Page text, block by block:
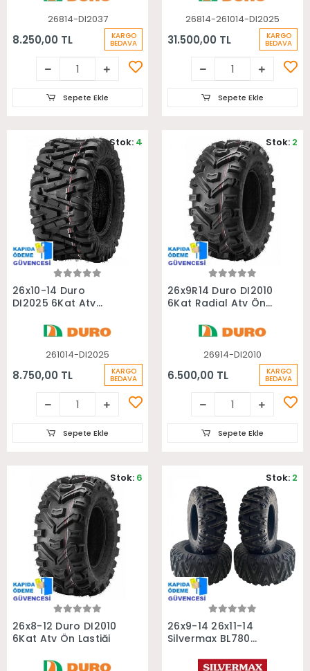
26814-DI2037
8.250,00 TL KARGO
BEDAVA
Sepete Ekle
26814-261014-DI2025
31.500,00 TL KARGO
BEDAVA
Sepete Ekle
Sepete Ekle
26x10-14 Duro
DI2025 6Kat Atv
261014-DI2025
8.750,00 TL KARGO
BEDAVA
Stok: 4
Sepete Ekle
Sepete Ekle
26x9R14 Duro DI2010
6Kat Radial Atv Ön
26914-DI2010
6.500,00 TL KARGO
BEDAVA
Stok: 2
Sepete Ekle
Sepete Ekle
26x8-12 Duro DI2010
6Kat Atv Ön Lastiği
Stok: 6
Sepete Ekle
26x9-14 26x11-14
Silvermax BL780
Atv Lastiği
Stok: 2